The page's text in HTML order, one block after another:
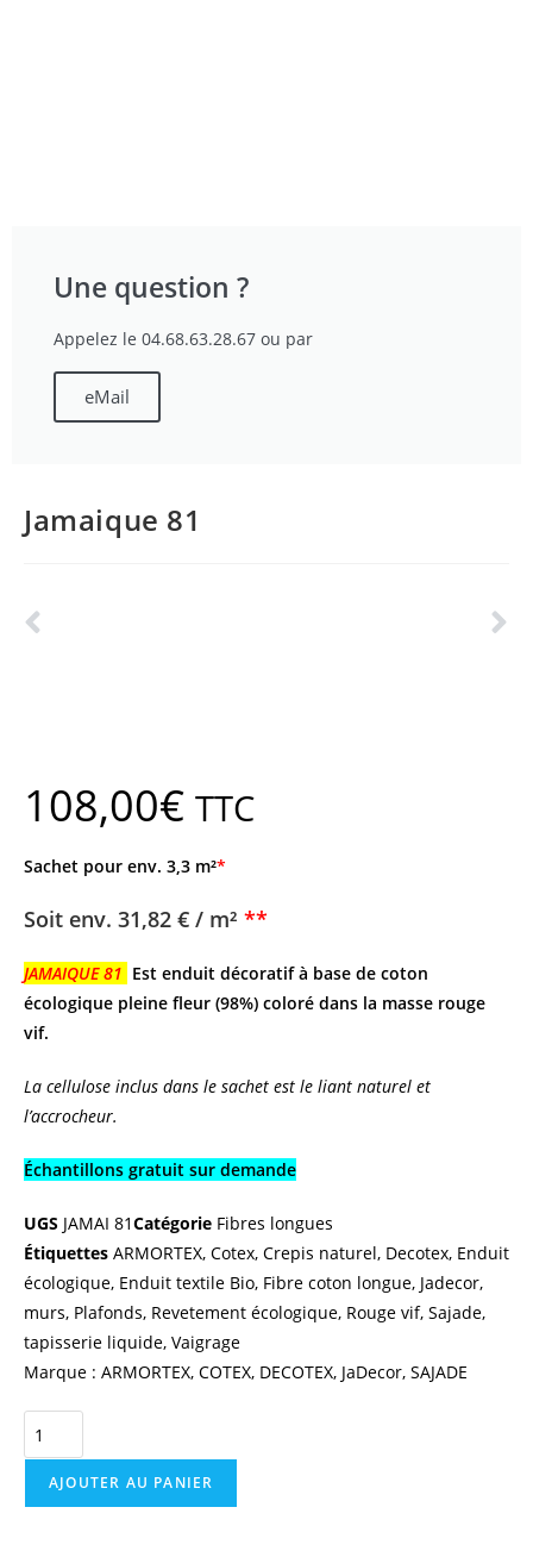
Une question ?
Appelez le 04.68.63.28.67 ou par
eMail
Jamaique 81
108,00€ TTC
Sachet pour env. 3,3 m²*
Soit env. 31,82 € / m² **
JAMAIQUE 81 Est enduit décoratif à base de coton
écologique pleine fleur (98%) coloré dans la masse rouge
vif.
La cellulose inclus dans le sachet est le liant naturel et
l’accrocheur.
Échantillons gratuit sur demande
UGS JAMAI 81Catégorie Fibres longues
Étiquettes ARMORTEX, Cotex, Crepis naturel, Decotex, Enduit
écologique, Enduit textile Bio, Fibre coton longue, Jadecor,
murs, Plafonds, Revetement écologique, Rouge vif, Sajade,
tapisserie liquide, Vaigrage
Marque : ARMORTEX, COTEX, DECOTEX, JaDecor, SAJADE
AJOUTER AU PANIER